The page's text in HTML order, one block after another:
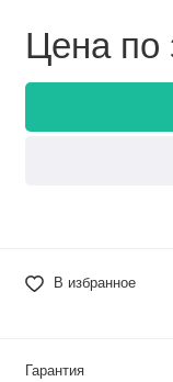
Цена по
В избранное
Гарантия